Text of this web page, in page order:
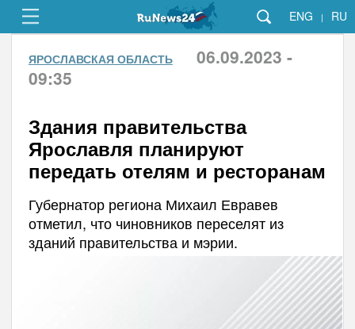
ENG | RU
ЯРОСЛАВСКАЯ ОБЛАСТЬ
06.09.2023 -
09:35
Здания правительства
Ярославля планируют
передать отелям и ресторанам
Губернатор региона Михаил Евравев
отметил, что чиновников переселят из
зданий правительства и мэрии.